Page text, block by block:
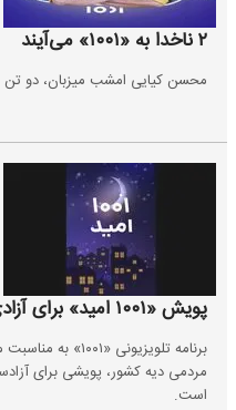
۲ ناخدا به «۱۰۰۱» می‌آیند
محسن کیایی امشب میزبان، دو تن
پویش «۱۰۰۱ امید» برای آزادی زندانیان جرایم غیرعمد
برنامه تلویزیونی
مردمی دیه کشور، پویشی برای
است.